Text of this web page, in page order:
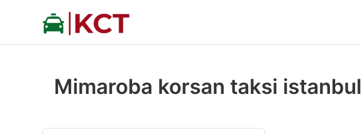
Mimaroba korsan taksi istanbul